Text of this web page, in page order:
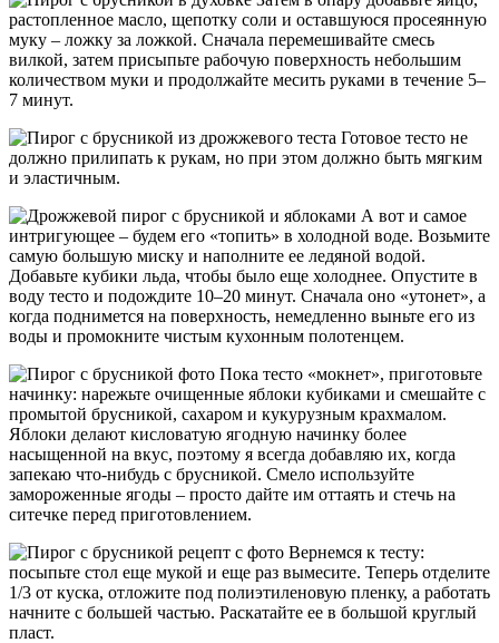
растопленное масло, щепотку соли и оставшуюся просеянную
муку – ложку за ложкой. Сначала перемешивайте смесь
вилкой, затем присыпьте рабочую поверхность небольшим
количеством муки и продолжайте месить руками в течение 5–
7 минут.
Готовое тесто не
должно прилипать к рукам, но при этом должно быть мягким
и эластичным.
А вот и самое
интригующее – будем его «топить» в холодной воде. Возьмите
самую большую миску и наполните ее ледяной водой.
Добавьте кубики льда, чтобы было еще холоднее. Опустите в
воду тесто и подождите 10–20 минут. Сначала оно «утонет», а
когда поднимется на поверхность, немедленно выньте его из
воды и промокните чистым кухонным полотенцем.
Пока тесто «мокнет», приготовьте
начинку: нарежьте очищенные яблоки кубиками и смешайте с
промытой брусникой, сахаром и кукурузным крахмалом.
Яблоки делают кисловатую ягодную начинку более
насыщенной на вкус, поэтому я всегда добавляю их, когда
запекаю что-нибудь с брусникой. Смело используйте
замороженные ягоды – просто дайте им оттаять и стечь на
ситечке перед приготовлением.
Вернемся к тесту:
посыпьте стол еще мукой и еще раз вымесите. Теперь отделите
1/3 от куска, отложите под полиэтиленовую пленку, а работать
начните с большей частью. Раскатайте ее в большой круглый
пласт.